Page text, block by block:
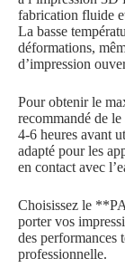
fabrication fluide
La basse
déformations,
d’impression
Pour obtenir le
recommandé de
4-6 heures avant
adapté pour les
en contact avec
Choisissez le
porter vos
des performances
professionnelle.